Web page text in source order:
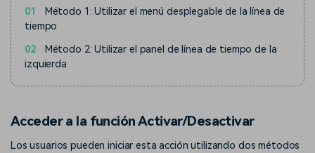
Contenido destacado
01
Método 1: Utilizar el menú desplegable de la línea de
tiempo
02
Método 2: Utilizar el panel de línea de tiempo de la
izquierda
Acceder a la función Activar/Desactivar
Los usuarios pueden iniciar esta acción utilizando dos métodos